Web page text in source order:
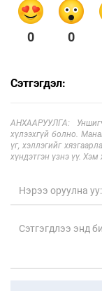
0 0
Сэтгэгдэл:
АНХААРУУЛГА:
хүлээхгүй болно.
үг, хэллэгийг
хүндэтгэн үзнэ үү.